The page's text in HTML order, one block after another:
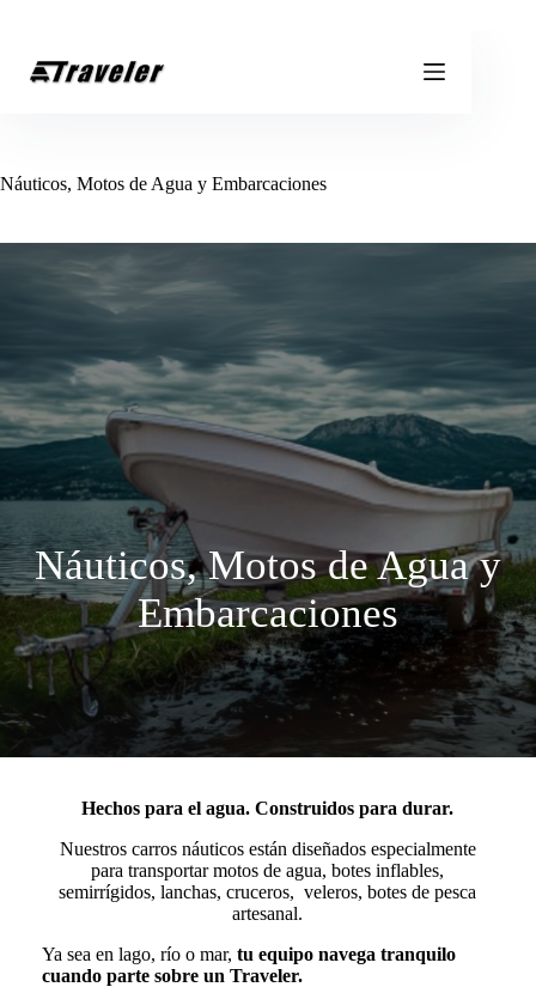
Náuticos, Motos de Agua y Embarcaciones
Náuticos, Motos de Agua y
Embarcaciones
Hechos para el agua. Construidos para durar.
Nuestros carros náuticos están diseñados especialmente
para transportar motos de agua, botes inflables,
semirrígidos, lanchas, cruceros, veleros, botes de pesca
artesanal.
Ya sea en lago, río o mar, tu equipo navega tranquilo
cuando parte sobre un Traveler.